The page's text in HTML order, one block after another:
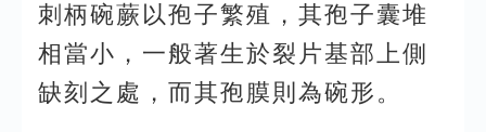
刺柄碗蕨以孢子繁殖，其孢子囊堆
相當小，一般著生於裂片基部上側
缺刻之處，而其孢膜則為碗形。